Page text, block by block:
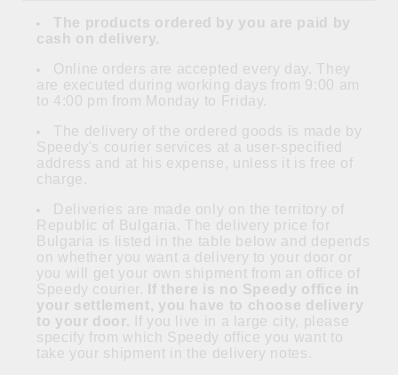
The products ordered by you are paid by
cash on delivery.
Online orders are accepted every day. They
are executed during working days from 9:00 am
to 4:00 pm from Monday to Friday.
The delivery of the ordered goods is made by
Speedy's courier services at a user-specified
address and at his expense, unless it is free of
charge.
Deliveries are made only on the territory of
Republic of Bulgaria. The delivery price for
Bulgaria is listed in the table below and depends
on whether you want a delivery to your door or
you will get your own shipment from an office of
Speedy courier.
If there is no Speedy office in
your settlement, you have to choose delivery
to your door.
If you live in a large city, please
specify from which Speedy office you want to
take your shipment in the delivery notes.